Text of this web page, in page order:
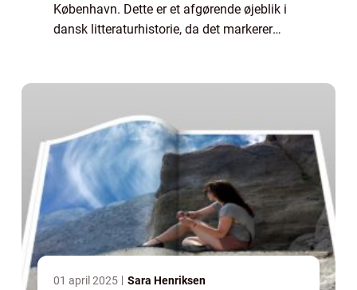
København. Dette er et afgørende øjeblik i
dansk litteraturhistorie, da det markerer
01 april 2025 Sara Henriksen